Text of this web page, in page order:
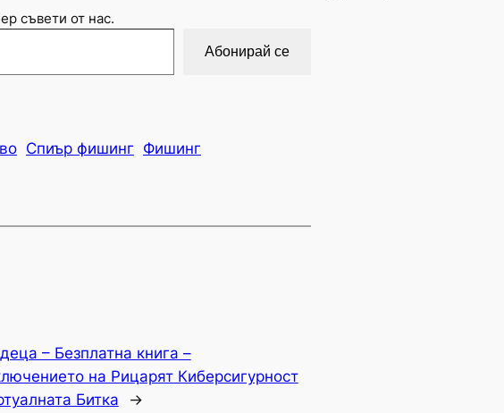
съвети от нас.
Абонирай се
Спиър фишинг Фишинг
– Безплатна книга –
на Рицарят Киберсигурност
Битка
→